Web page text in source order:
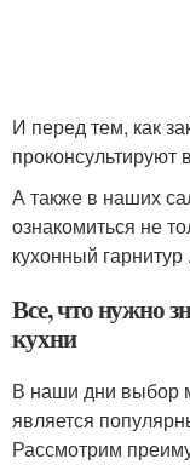
И перед тем, как
проконсультируют
А также в наших
ознакомиться не
кухонный гарнитур .
Все, что нужно
кухни
В наши дни выбор
является
Рассмотрим